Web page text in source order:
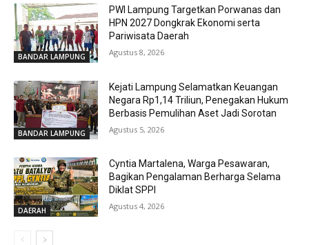
BANDAR LAMPUNG
PWI Lampung Targetkan Porwanas dan
HPN 2027 Dongkrak Ekonomi serta
Pariwisata Daerah
Agustus 8, 2026
BANDAR LAMPUNG
Kejati Lampung Selamatkan Keuangan
Negara Rp1,14 Triliun, Penegakan Hukum
Berbasis Pemulihan Aset Jadi Sorotan
Agustus 5, 2026
DAERAH
Cyntia Martalena, Warga Pesawaran,
Bagikan Pengalaman Berharga Selama
Diklat SPPI
Agustus 4, 2026